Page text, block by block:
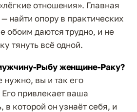
отношения». Главная
найти опору в практических
обоим даются трудно, и не
тянуть всё одной.
Рыбу женщине-Раку?
нужно, вы и так его
привлекает ваша
в которой он узнаёт себя, и